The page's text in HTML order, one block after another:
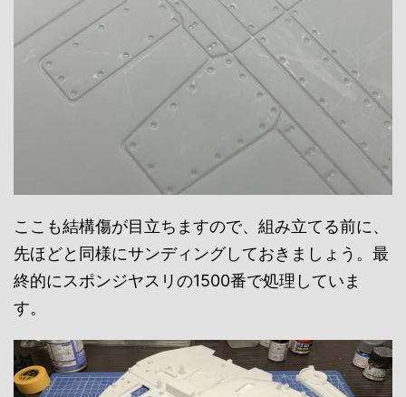
ここも結構傷が目立ちますので、組み立てる前に、
先ほどと同様にサンディングしておきましょう。最
終的にスポンジヤスリの1500番で処理していま
す。